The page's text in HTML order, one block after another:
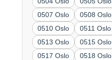
0507 Oslo
0508 Oslo
0510 Oslo
0511 Oslo
0513 Oslo
0515 Oslo
0517 Oslo
0518 Oslo